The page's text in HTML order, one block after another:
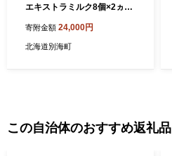
エキストラミルク8個×2ヵ月
2】（J FARM AMUSE 株式
会社）
寄附金額 24,000円
北海道別海町
この自治体のおすすめ返礼品